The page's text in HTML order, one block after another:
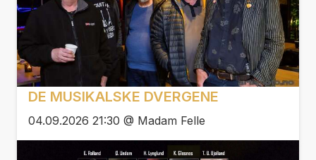
DE MUSIKALSKE DVERGENE
04.09.2026 21:30 @ Madam Felle